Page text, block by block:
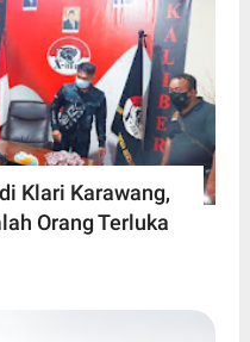
Klari Karawang,
Orang Terluka